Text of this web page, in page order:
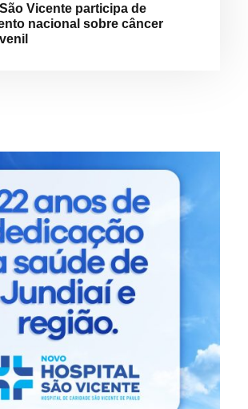
Vicente participa de
nacional sobre câncer